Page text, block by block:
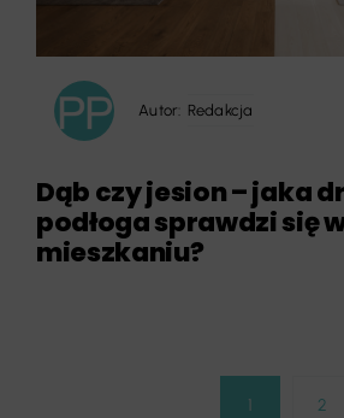
Autor: Redakcja
Dąb czy jesion – jaka
podłoga sprawdzi się
mieszkaniu?
1 2